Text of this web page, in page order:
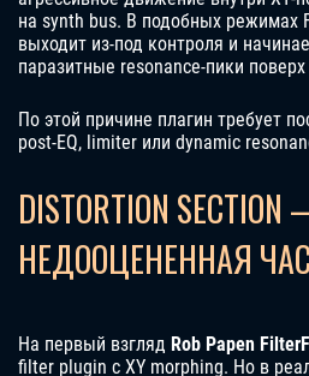
на synth bus. В подобных режимах
выходит из-под контроля и
паразитные resonance-пики поверх
По этой причине плагин требует
post-EQ, limiter или dynamic
DISTORTION
НЕДООЦЕНЕННАЯ
На первый взгляд Rob Papen
filter plugin с XY morphing. Но в